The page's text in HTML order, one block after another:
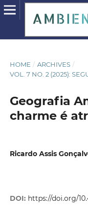
HOME / ARCHIVES /
VOL. 7 NO. 2 (2025):
Geografia
charme é
Ricardo Assis
DOI: https://doi.org/